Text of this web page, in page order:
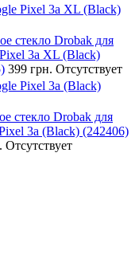
Pixel 3a XL (Black)
стекло Drobak для
3a XL (Black)
399 грн. Отсутствует
Pixel 3a (Black)
стекло Drobak для
3a (Black) (242406)
Отсутствует